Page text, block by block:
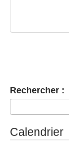
Rechercher :
Calendrier